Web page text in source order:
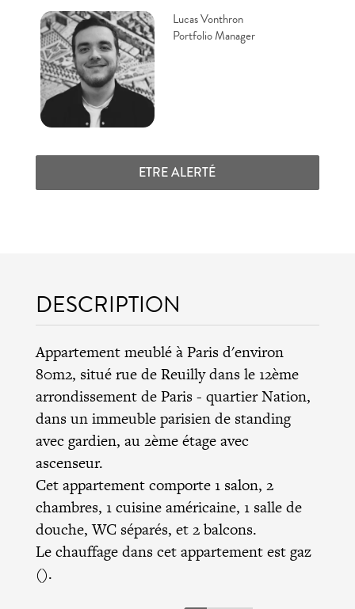
Lucas Vonthron
Portfolio Manager
ETRE ALERTÉ
DESCRIPTION
Appartement meublé à Paris d'environ
80m2, situé rue de Reuilly dans le 12ème
arrondissement de Paris- quartier Nation,
dans un immeuble parisien de standing
avec gardien, au 2ème étage avec
ascenseur.
Cet appartement comporte 1 salon, 2
chambres, 1 cuisine américaine, 1 salle de
douche, WC séparés, et 2 balcons.
Le chauffage dans cet appartement est gaz
().